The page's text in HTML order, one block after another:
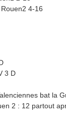
Rouen2 4-16
3 D
bat la
2 : 12 partout